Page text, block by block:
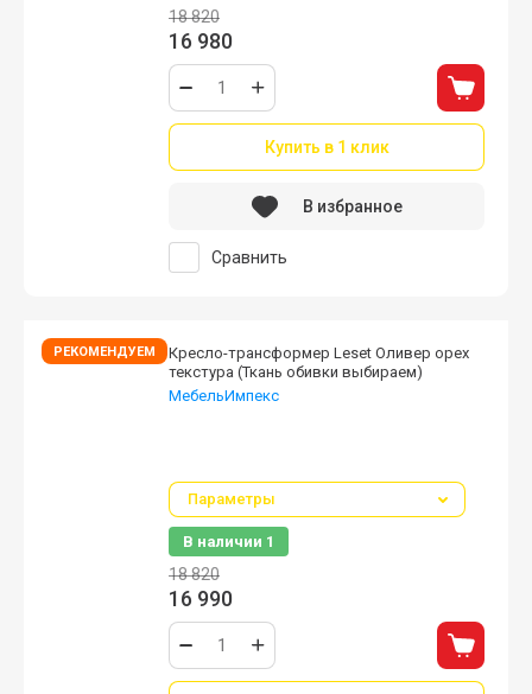
18 820
16 980
Купить в 1 клик
Сравнить
В избранное
РЕКОМЕНДУЕМ
Кресло-трансформер Leset Оливер орех
текстура (Ткань обивки выбираем)
МебельИмпекс
Параметры
В наличии 1
18 820
16 990